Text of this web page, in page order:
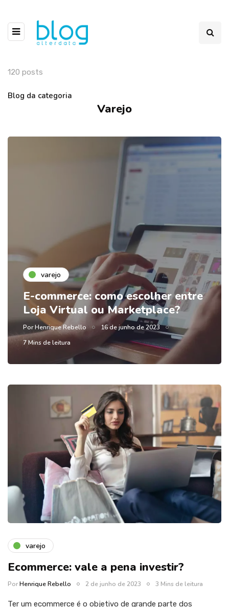
120 posts
Blog da categoria
Varejo
varejo
E-commerce: como escolher entre
Loja Virtual ou Marketplace?
PorHenrique Rebello
16 de junho de 2023
7 Mins de leitura
varejo
Ecommerce: vale a pena investir?
PorHenrique Rebello 2 de junho de 2023 3 Mins de leitura
Ter um ecommerce é o objetivo de grande parte dos